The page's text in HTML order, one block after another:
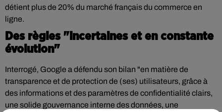
détient plus de 20% du marché français du commerce en
ligne.
Des règles "incertaines et en constante
évolution"
Interrogé, Google a défendu son bilan "en matière de
transparence et de protection de (ses) utilisateurs, grâce à
des informations et des paramètres de confidentialité clairs,
une solide gouvernance interne des données, une